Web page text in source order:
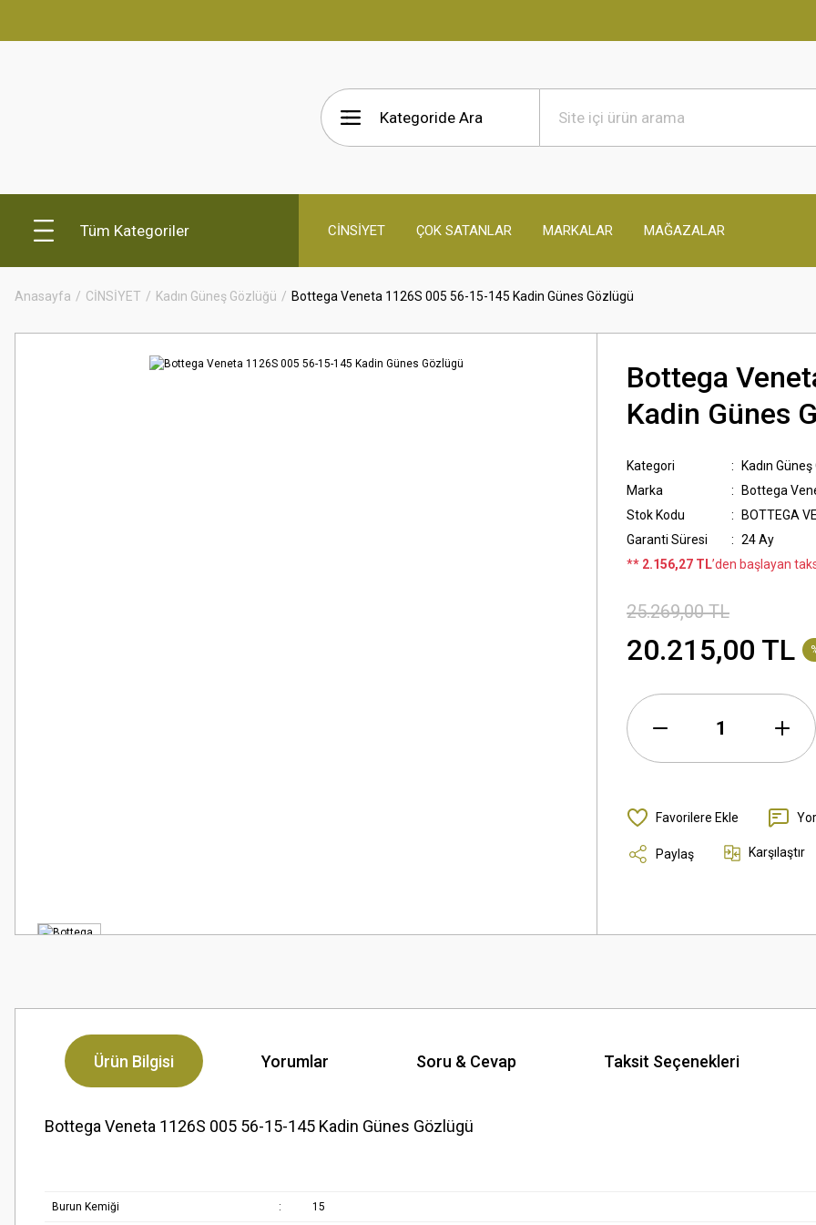
Tüm Kategoriler CİNSİYET ÇOK SATANLAR MARKALAR MAĞAZALAR
Anasayfa CİNSİYET Kadın Güneş Gözlüğü Bottega Veneta 1126S 005 56-15-145 Kadin Günes Gözlügü
Bottega
Kadin Günes
Kategori
Kadın
Marka
Bottega
Stok Kodu
BOTTEGA
Garanti Süresi
24 Ay
** 2.156,27 TL’den başlayan
25.269,00 TL
20.215,00 TL
Paylaş Karşılaştır
Ürün Bilgisi Yorumlar Soru & Cevap Taksit Seçenekleri
Bottega Veneta 1126S 005 56-15-145 Kadin Günes Gözlügü
Burun Kemiği : 15